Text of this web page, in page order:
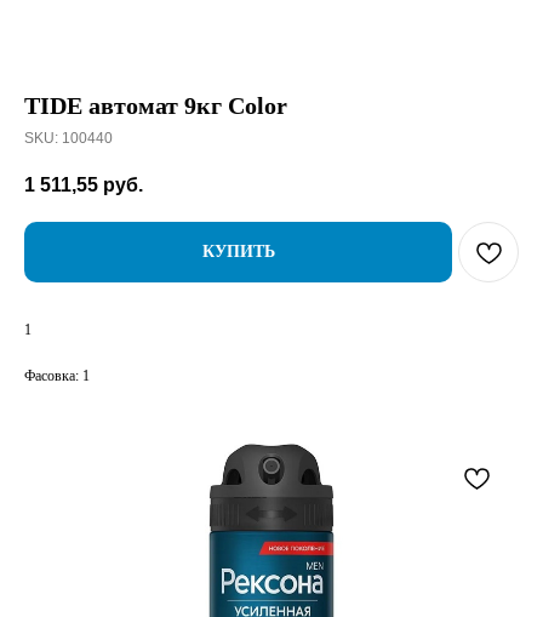
TIDE автомат 9кг Color
SKU: 100440
1 511,55 руб.
КУПИТЬ
1
Фасовка: 1